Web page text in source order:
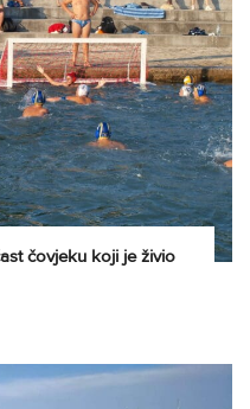
čovjeku koji je živio